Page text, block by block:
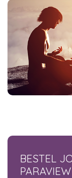
BESTEL